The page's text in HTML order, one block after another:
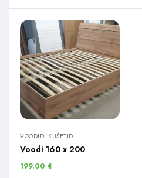
VOODID, KUŠETID
Voodi 160 x 200
199.00 €